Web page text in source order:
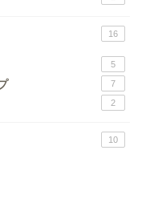
16
5
7
2
10